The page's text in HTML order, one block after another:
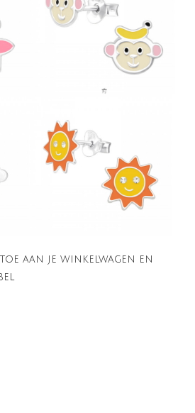
aan je winkelwagen en